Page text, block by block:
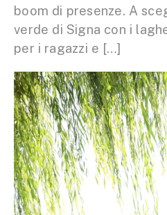
boom di presenze. A
verde di Signa con i
per i ragazzi e […]